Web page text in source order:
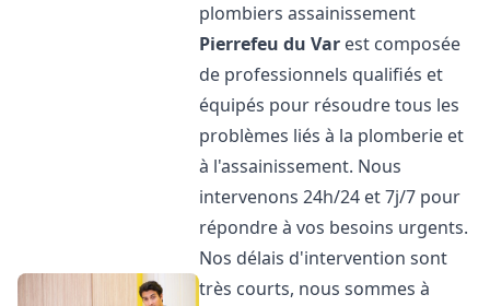
plombiers assainissement
Pierrefeu du Var est composée
de professionnels qualifiés et
équipés pour résoudre tous les
problèmes liés à la plomberie et
à l'assainissement. Nous
intervenons 24h/24 et 7j/7 pour
répondre à vos besoins urgents.
Nos délais d'intervention sont
très courts, nous sommes à